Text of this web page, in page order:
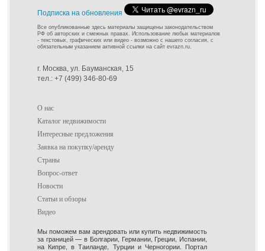
Подписка на обновления
Все опубликованные здесь материалы защищены законодательством
РФ об авторских и смежных правах. Использование любых материалов
- текстовых, графических или видео - возможно с нашего согласия, с
обязательным указанием активной ссылки на сайт evrazn.ru.
г. Москва, ул. Бауманская, 15
тел.: +7 (499) 346-80-69
О нас
Каталог недвижимости
Интересные предложения
Заявка на покупку/аренду
Страны
Вопрос-ответ
Новости
Статьи и обзоры
Видео
Мы поможем вам арендовать или купить недвижимость
за границей — в Болгарии, Германии, Греции, Испании,
на Кипре, в Таиланде, Турции и Черногории. Портал